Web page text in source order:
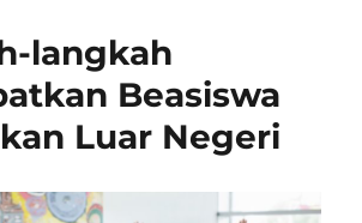
langkah
Beasiswa
Luar Negeri